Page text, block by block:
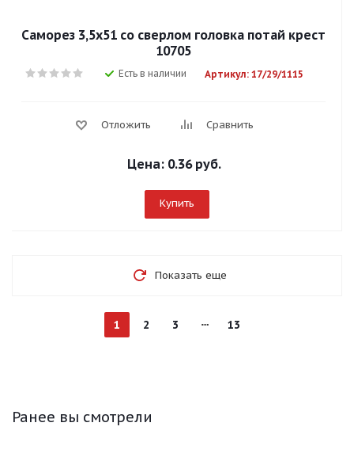
Саморез 3,5х51 со сверлом головка потай крест
10705
Есть в наличии Артикул: 17/29/1115
Отложить Сравнить
Цена: 0.36 руб.
Купить
Показать еще
1 2 3 13
Ранее вы смотрели